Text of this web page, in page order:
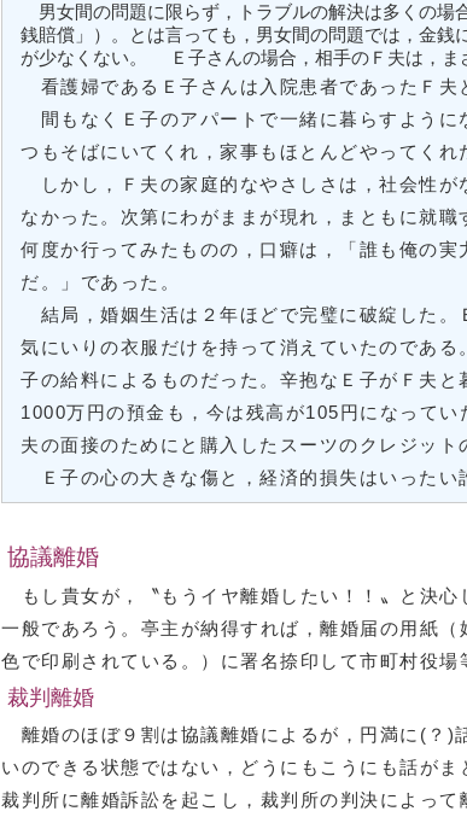
男女間の問題に限らず，トラブルの解決は多くの場
銭賠償」）。とは言っても，男女間の問題では，金銭
が少なくない。 Ｅ子さんの場合，相手のＦ夫は，ま
看護婦であるＥ子さんは入院患者であったＦ夫
間もなくＥ子のアパートで一緒に暮らすように
つもそばにいてくれ，家事もほとんどやってくれ
しかし，Ｆ夫の家庭的なやさしさは，社会性が
なかった。次第にわがままが現れ，まともに就
何度か行ってみたものの，口癖は，「誰も俺の
だ。」であった。
結局，婚姻生活は２年ほどで完璧に破綻した。
気にいりの衣服だけを持って消えていたのであ
子の給料によるものだった。辛抱なＥ子がＦ夫
1000万円の預金も，今は残高が105円になってい
夫の面接のためにと購入したスーツのクレジット
Ｅ子の心の大きな傷と，経済的損失はいったい
協議離婚
もし貴女が，〝もうイヤ離婚したい！！〟と決心
一般であろう。亭主が納得すれば，離婚届の用紙
色で印刷されている。）に署名捺印して市町村役場
裁判離婚
離婚のほぼ９割は協議離婚によるが，円満に(？)
いのできる状態ではない，どうにもこうにも話が
裁判所に離婚訴訟を起こし，裁判所の判決によっ